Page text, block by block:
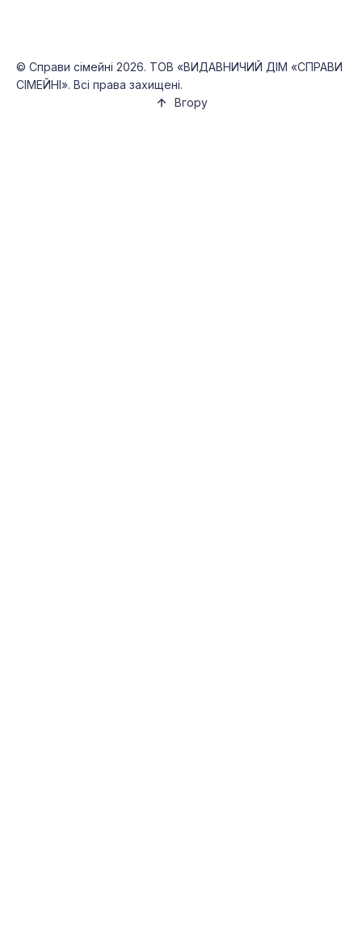
© Справи сімейні 2026. ТОВ «ВИДАВНИЧИЙ ДІМ «СПРАВИ
СІМЕЙНІ». Всі права захищені.
Вгору